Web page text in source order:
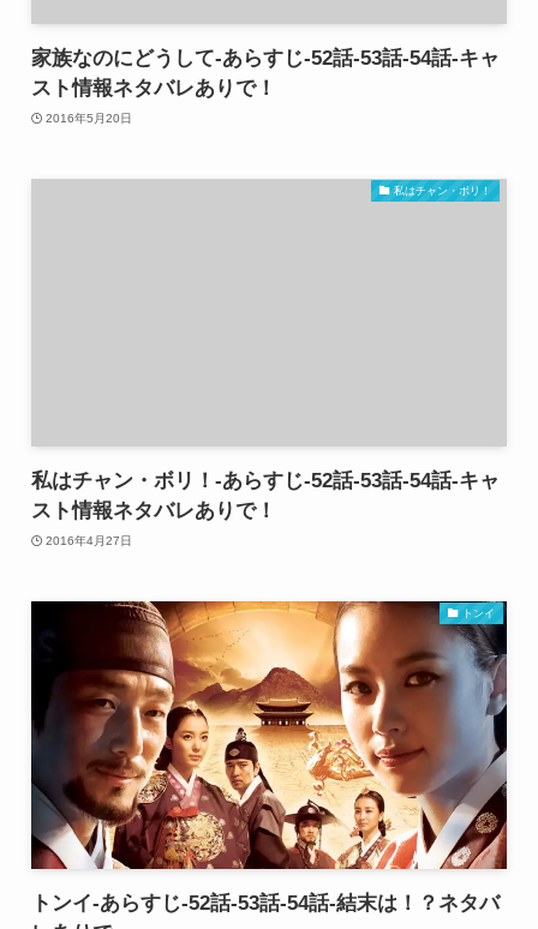
家族なのにどうして-あらすじ-52話-53話-54話-キャ
スト情報ネタバレありで！
2016年5月20日
私はチャン・ボリ！
私はチャン・ボリ！-あらすじ-52話-53話-54話-キャ
スト情報ネタバレありで！
2016年4月27日
トンイ
トンイ-あらすじ-52話-53話-54話-結末は！？ネタバ